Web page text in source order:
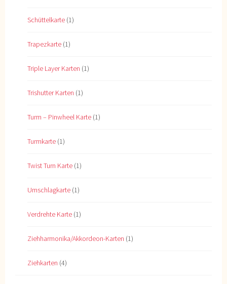
Schüttelkarte (1)
Trapezkarte (1)
Triple Layer Karten (1)
Trishutter Karten (1)
Turm – Pinwheel Karte (1)
Turmkarte (1)
Twist Turn Karte (1)
Umschlagkarte (1)
Verdrehte Karte (1)
Ziehharmonika/Akkordeon-Karten (1)
Ziehkarten (4)